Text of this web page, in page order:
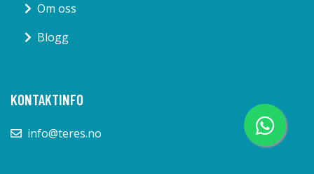
Om oss
Blogg
KONTAKTINFO
info@teres.no